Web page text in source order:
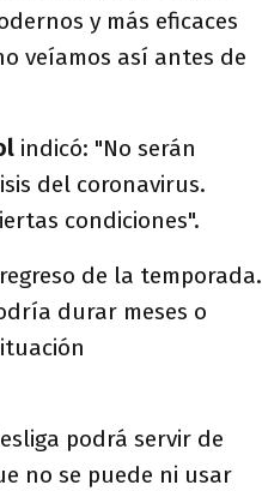
y más eficaces
veíamos así antes de
indicó: "No serán
del coronavirus.
condiciones".
de la temporada.
durar meses o
podrá servir de
no se puede ni usar